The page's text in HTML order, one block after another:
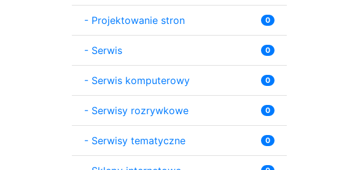
- Projektowanie stron 0
- Serwis 0
- Serwis komputerowy 0
- Serwisy rozrywkowe 0
- Serwisy tematyczne 0